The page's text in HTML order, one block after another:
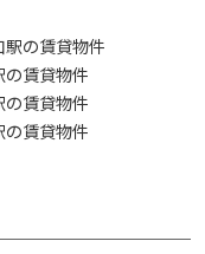
駅の賃貸物件
の賃貸物件
の賃貸物件
の賃貸物件